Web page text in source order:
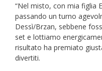
“Nel misto, con mia figlia
passando un turno
Dessì/Brzan, sebbene
set e lottiamo
risultato ha premiato
divertiti.